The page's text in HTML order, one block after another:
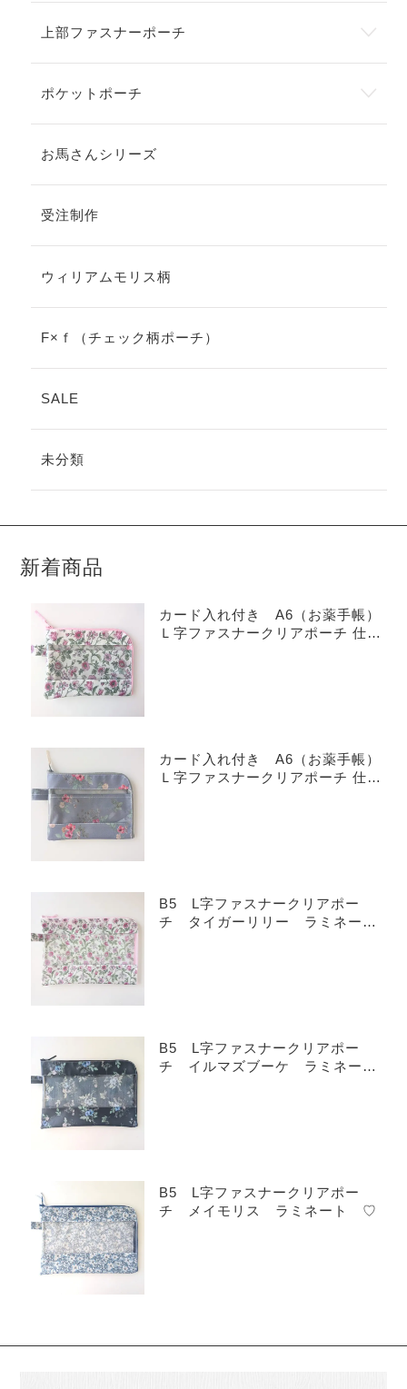
上部ファスナーポーチ
ポケットポーチ
お馬さんシリーズ
受注制作
ウィリアムモリス柄
F×ｆ（チェック柄ポーチ）
SALE
未分類
新着商品
カード入れ付き A6（お薬手帳）
Ｌ字ファスナークリアポーチ 仕切
カード入れ付き A6（お薬手帳）
Ｌ字ファスナークリアポーチ 仕切
B5 L字ファスナークリアポー
チ タイガーリリー ラミネー
B5 L字ファスナークリアポー
チ イルマズブーケ ラミネー
B5 L字ファスナークリアポー
チ メイモリス ラミネート ♡